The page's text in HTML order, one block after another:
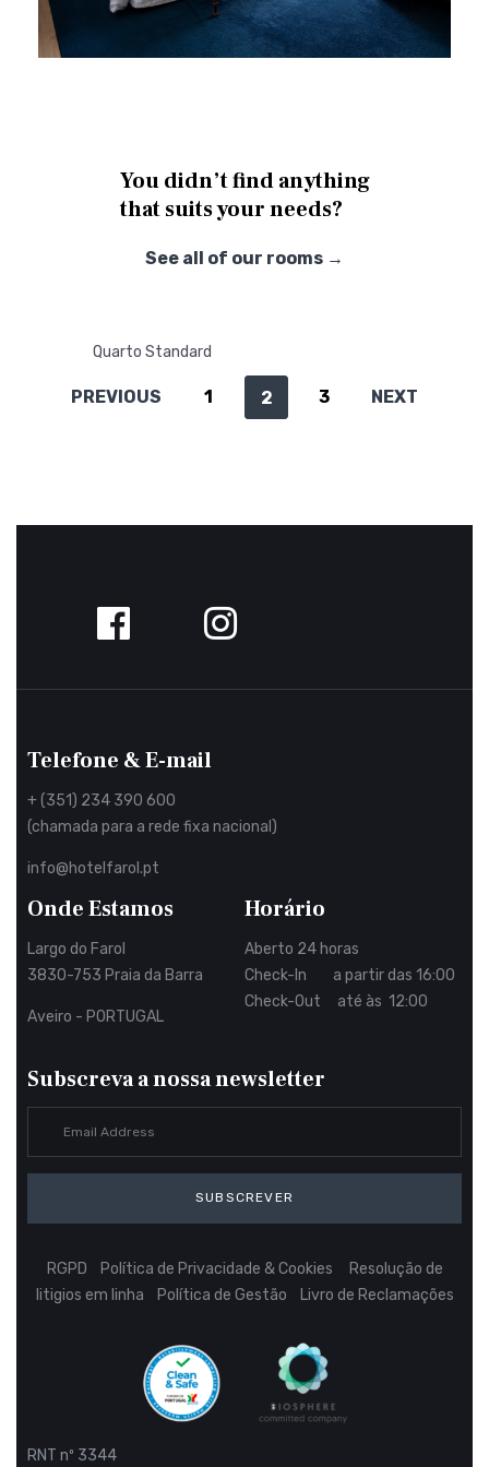
Quarto Standard
You didn’t find anything
that suits your needs?
See all of our rooms →
PREVIOUS 1 2 3 NEXT
Telefone & E-mail
+ (351) 234 390 600
(chamada para a rede fixa nacional)
info@hotelfarol.pt
Onde Estamos
Largo do Farol
3830-753 Praia da Barra
Aveiro - PORTUGAL
Horário
Aberto 24 horas
Check-In a partir das 16:00
Check-Out até às 12:00
Subscreva a nossa newsletter
SUBSCREVER
RGPD Política de Privacidade & Cookies
Resolução de
litigios em linha
Política de Gestão Livro de Reclamações
RNT nº 3344